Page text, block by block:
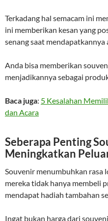
Terkadang hal semacam ini
ini memberikan kesan yang
senang saat mendapatkannya
Anda bisa memberikan
menjadikannya sebagai
Baca juga: 5 Kesalahan
dan Acara
Seberapa Penting
Meningkatkan
Souvenir menumbuhkan rasa
mereka tidak hanya membeli
mendapat hadiah tambahan
Ingat bukan harga dari